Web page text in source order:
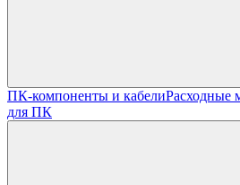
ПК-компоненты и кабелиРасходные
для ПК